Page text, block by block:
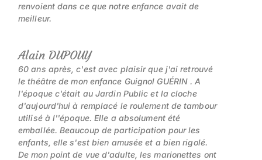
renvoient dans ce que notre enfance avait de
meilleur.
Alain DUPOUY
60 ans après, c'est avec plaisir que j'ai retrouvé
le théâtre de mon enfance Guignol GUÉRIN . A
l'époque c'était au Jardin Public et la cloche
d'aujourd'hui à remplacé le roulement de tambour
utilisé à l''époque. Elle a absolument été
emballée. Beaucoup de participation pour les
enfants, elle s'est bien amusée et a bien rigolé.
De mon point de vue d'adulte, les marionettes ont